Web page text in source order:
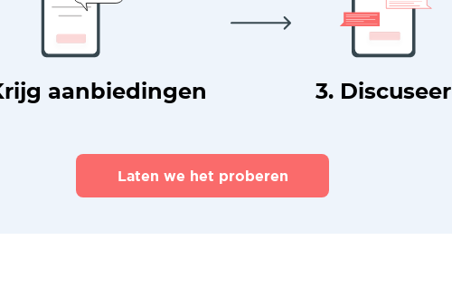
aanbiedingen 3. Discuseer
Laten we het proberen